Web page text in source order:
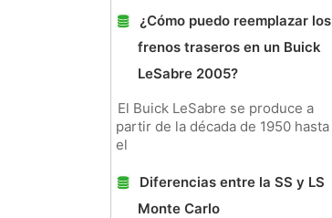
¿Cómo puedo reemplazar los
frenos traseros en un Buick
LeSabre 2005?
El Buick LeSabre se produce a
partir de la década de 1950 hasta
el
Diferencias entre la SS y LS
Monte Carlo